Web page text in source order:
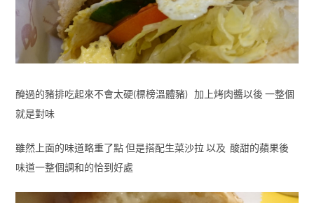
醃過的豬排吃起來不會太硬(標榜溫體豬) 加上烤肉醬以後 一整個
就是對味
雖然上面的味道略重了點 但是搭配生菜沙拉 以及 酸甜的蘋果後
味道一整個調和的恰到好處